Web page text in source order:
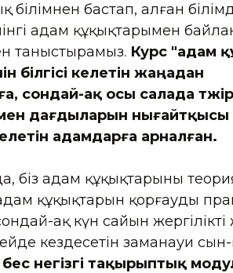
білімнен бастап, алған
адам құқықтарымен
таныстырамыз. Курс "адам
білгісі келетін жаңадан
сондай-ақ осы салада
мен дағдыларын нығайтқысы
адамдарға арналған.
біз адам құқықтарының
құқықтарын қорғаудың
ақ күн сайын
кездесетін заманауи
бес негізгі тақырыптық